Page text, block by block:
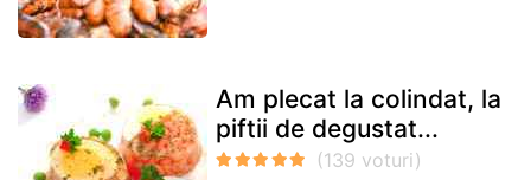
Am plecat la colindat, la
piftii de degustat...